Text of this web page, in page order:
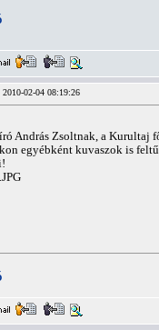
02-04 08:19:26
András Zsoltnak, a Kurultaj
egyébként kuvaszok is